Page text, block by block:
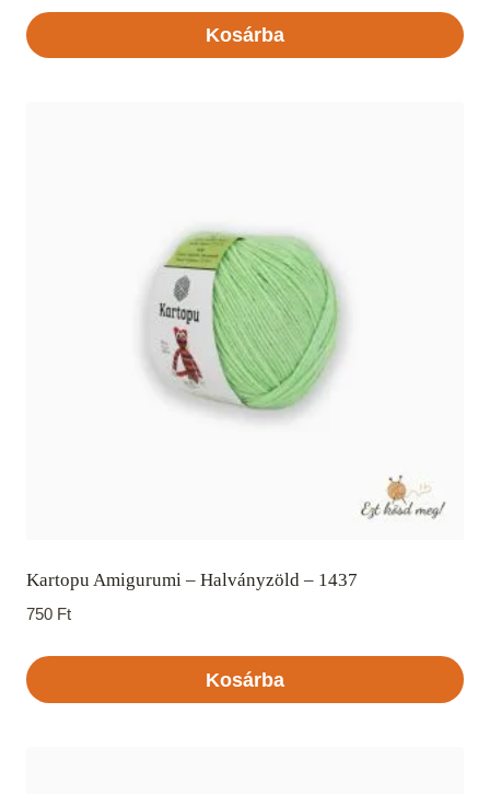
Kosárba
Kartopu Amigurumi – Halványzöld – 1437
750 Ft
Kosárba